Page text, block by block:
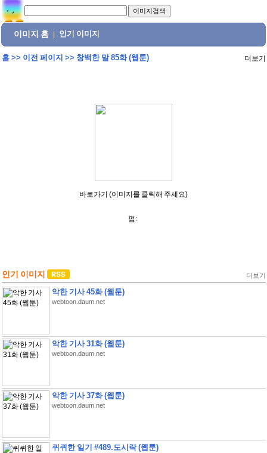
이미지 홈 인기 이미지
홈>> 이전 페이지 >> 창백한 말 85화 (웹툰) 더보기
바로가기 (이미지를 클릭해 주세요)
펌:
인기 이미지 더보기
악한 기사 45화 (웹툰)
webtoon.daum.net
악한 기사 31화 (웹툰)
webtoon.daum.net
악한 기사 37화 (웹툰)
webtoon.daum.net
퀴퀴한 일기 #489.도시락 (웹툰)